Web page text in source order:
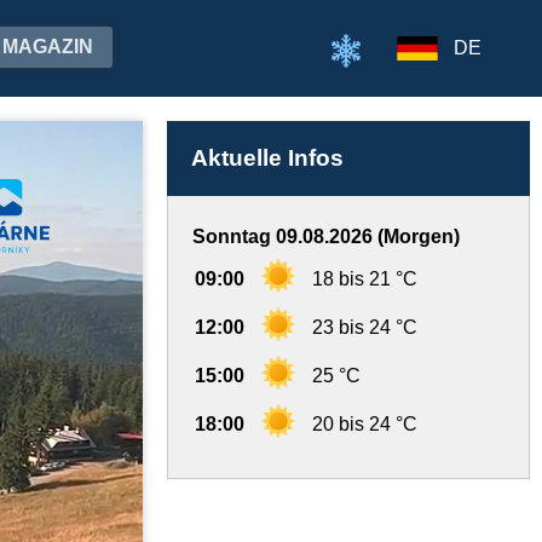
MAGAZIN DE
Aktuelle Infos
Sonntag 09.08.2026 (Morgen)
09:00 18 bis 21 °C
12:00 23 bis 24 °C
15:00 25 °C
18:00 20 bis 24 °C